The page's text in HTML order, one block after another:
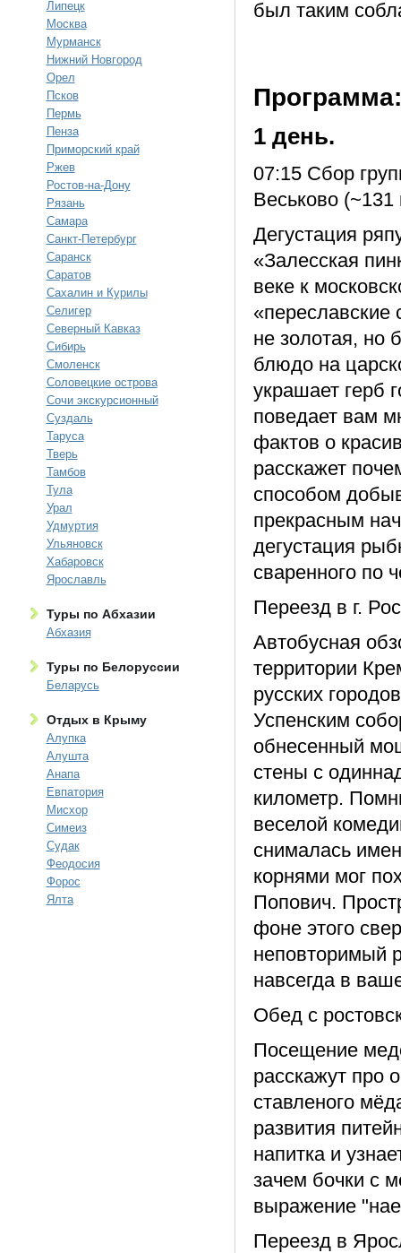
Липецк
Москва
Мурманск
Нижний Новгород
Орел
Псков
Пермь
Пенза
Приморский край
Ржев
Ростов-на-Дону
Рязань
Самара
Санкт-Петербург
Саранск
Саратов
Сахалин и Курилы
Селигер
Северный Кавказ
Сибирь
Смоленск
Соловецкие острова
Сочи экскурсионный
Суздаль
Таруса
Тверь
Тамбов
Тула
Урал
Удмуртия
Ульяновск
Хабаровск
Ярославль
Туры по Абхазии
Абхазия
Туры по Белоруссии
Беларусь
Отдых в Крыму
Алупка
Алушта
Анапа
Евпатория
Мисхор
Симеиз
Судак
Феодосия
Форос
Ялта
был таким
Программа:
1 день.
07:15 Сбор
Веськово (~131
Дегустация
«Залесская
веке к
не золотая, но
блюдо на
украшает герб
поведает вам
фактов о
расскажет
способом
прекрасным
дегустация
сваренного по
Переезд в г.
Автобусная
территории
русских
Успенским
обнесенный
стены с
километр.
веселой
снималась
корнями мог
Попович.
фоне этого
неповторимый
навсегда в
Обед с
Посещение
расскажут про
ставленого
развития
напитка и
зачем бочки с
выражение
Переезд в